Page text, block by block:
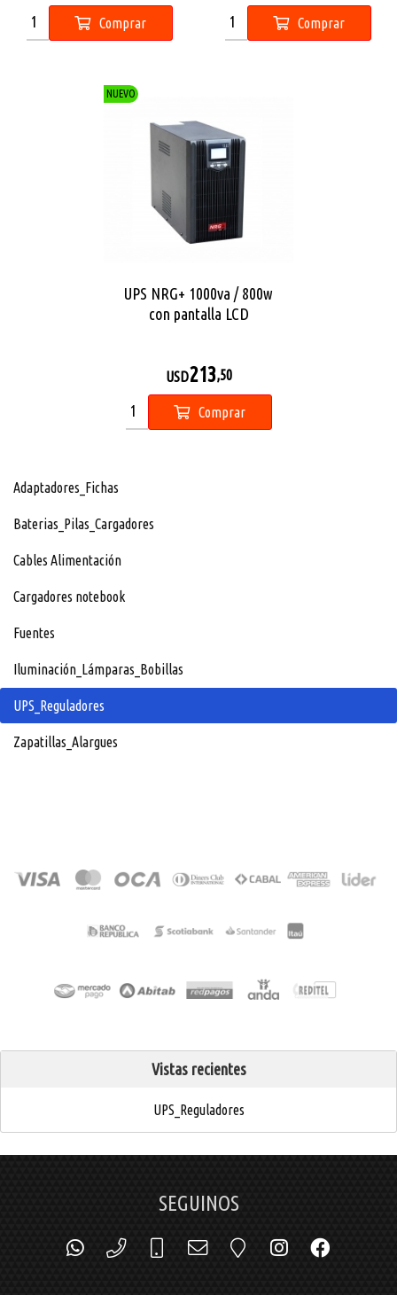
Adaptadores_Fichas
Baterias_Pilas_Cargadores
Cables Alimentación
Cargadores notebook
Fuentes
Iluminación_Lámparas_Bobillas
UPS_Reguladores
Zapatillas_Alargues
Comprar Comprar
NUEVO
UPS NRG+ 1000va / 800w
con pantalla LCD
USD213,50
Comprar
Vistas recientes
UPS_Reguladores
SEGUINOS